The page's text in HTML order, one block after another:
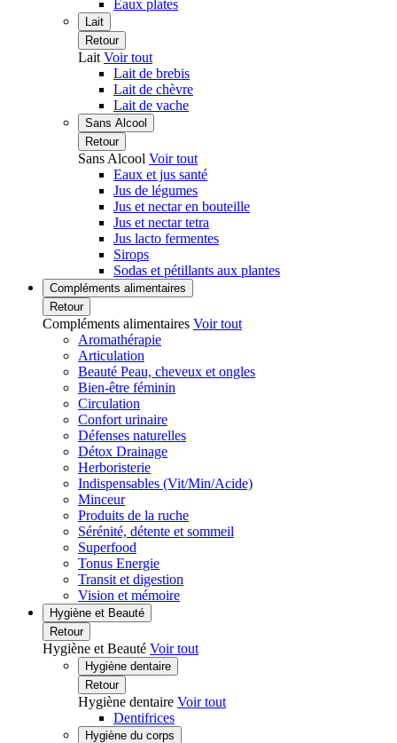
Eaux plates
Lait
Retour
Lait Voir tout
Lait de brebis
Lait de chèvre
Lait de vache
Sans Alcool
Retour
Sans Alcool Voir tout
Eaux et jus santé
Jus de légumes
Jus et nectar en bouteille
Jus et nectar tetra
Jus lacto fermentes
Sirops
Sodas et pétillants aux plantes
Compléments alimentaires
Retour
Compléments alimentaires Voir tout
Aromathérapie
Articulation
Beauté Peau, cheveux et ongles
Bien-être féminin
Circulation
Confort urinaire
Défenses naturelles
Détox Drainage
Herboristerie
Indispensables (Vit/Min/Acide)
Minceur
Produits de la ruche
Sérénité, détente et sommeil
Superfood
Tonus Energie
Transit et digestion
Vision et mémoire
Hygiène et Beauté
Retour
Hygiène et Beauté Voir tout
Hygiène dentaire
Retour
Hygiène dentaire Voir tout
Dentifrices
Hygiène du corps